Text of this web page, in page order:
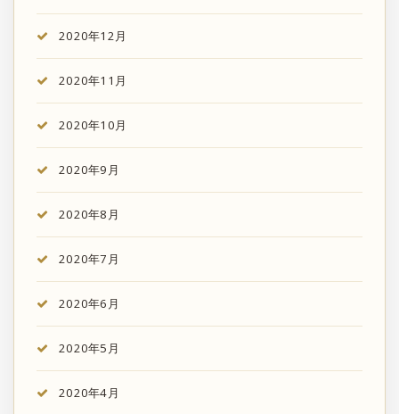
2020年12月
2020年11月
2020年10月
2020年9月
2020年8月
2020年7月
2020年6月
2020年5月
2020年4月